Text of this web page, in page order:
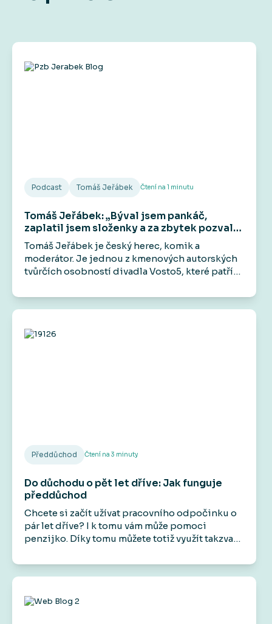
Podcast Tomáš Jeřábek Čtení na 1 minutu
Tomáš Jeřábek: „Býval jsem pankáč,
zaplatil jsem složenky a za zbytek pozval
kámoše do hospody.“
Tomáš Jeřábek je český herec, komik a
moderátor. Je jednou z kmenových autorských
tvůrčích osobností divadla Vosto5, které patří
seriálech Základka, Rapl i ve filmech jako
Gangster Ka, Román pro ženy nebo Šarlatán.
televizních reklam.
Předdůchod Čtení na 3 minuty
Do důchodu o pět let dříve: Jak funguje
předdůchod
Chcete si začít užívat pracovního odpočinku o
pár let dříve? I k tomu vám může pomoci
penzijko. Díky tomu můžete totiž využít takzvaný
důchodu vám umožní přestat pracovat před
dosažením důchodového věku, aniž by došlo k
Má to však svá pravidla a podmínky.